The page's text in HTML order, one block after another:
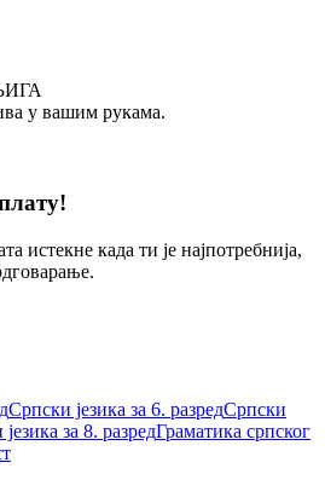
у вашим рукама.
истекне када ти је најпотребнија,
Српски језика за 6. разредСрпски
за 8. разредГраматика српског